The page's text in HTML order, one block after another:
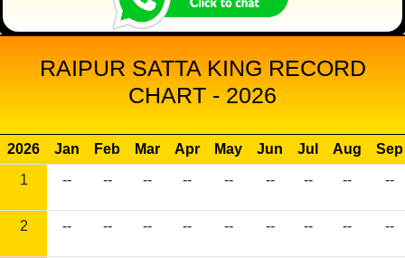
RAIPUR SATTA KING RECORD
CHART - 2026
2026 Jan Feb Mar Apr May Jun Jul Aug
Sep
1
-- -- -- -- -- -- -- -- --
2 -- -- -- -- -- -- -- -- --